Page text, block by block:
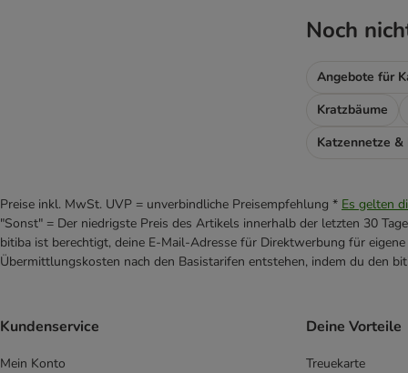
Noch
Angebote für
Kratzbäume
Katzennetze &
Preise inkl. MwSt. UVP = unverbindliche Preisempfehlung * Es gelten
"Sonst" = Der niedrigste Preis des Artikels innerhalb der letzten 30
bitiba ist berechtigt, deine E-Mail-Adresse für Direktwerbung für
Übermittlungskosten nach den Basistarifen entstehen, indem du den
Kundenservice
Mein Konto
Deine Vorteile
Treuekarte